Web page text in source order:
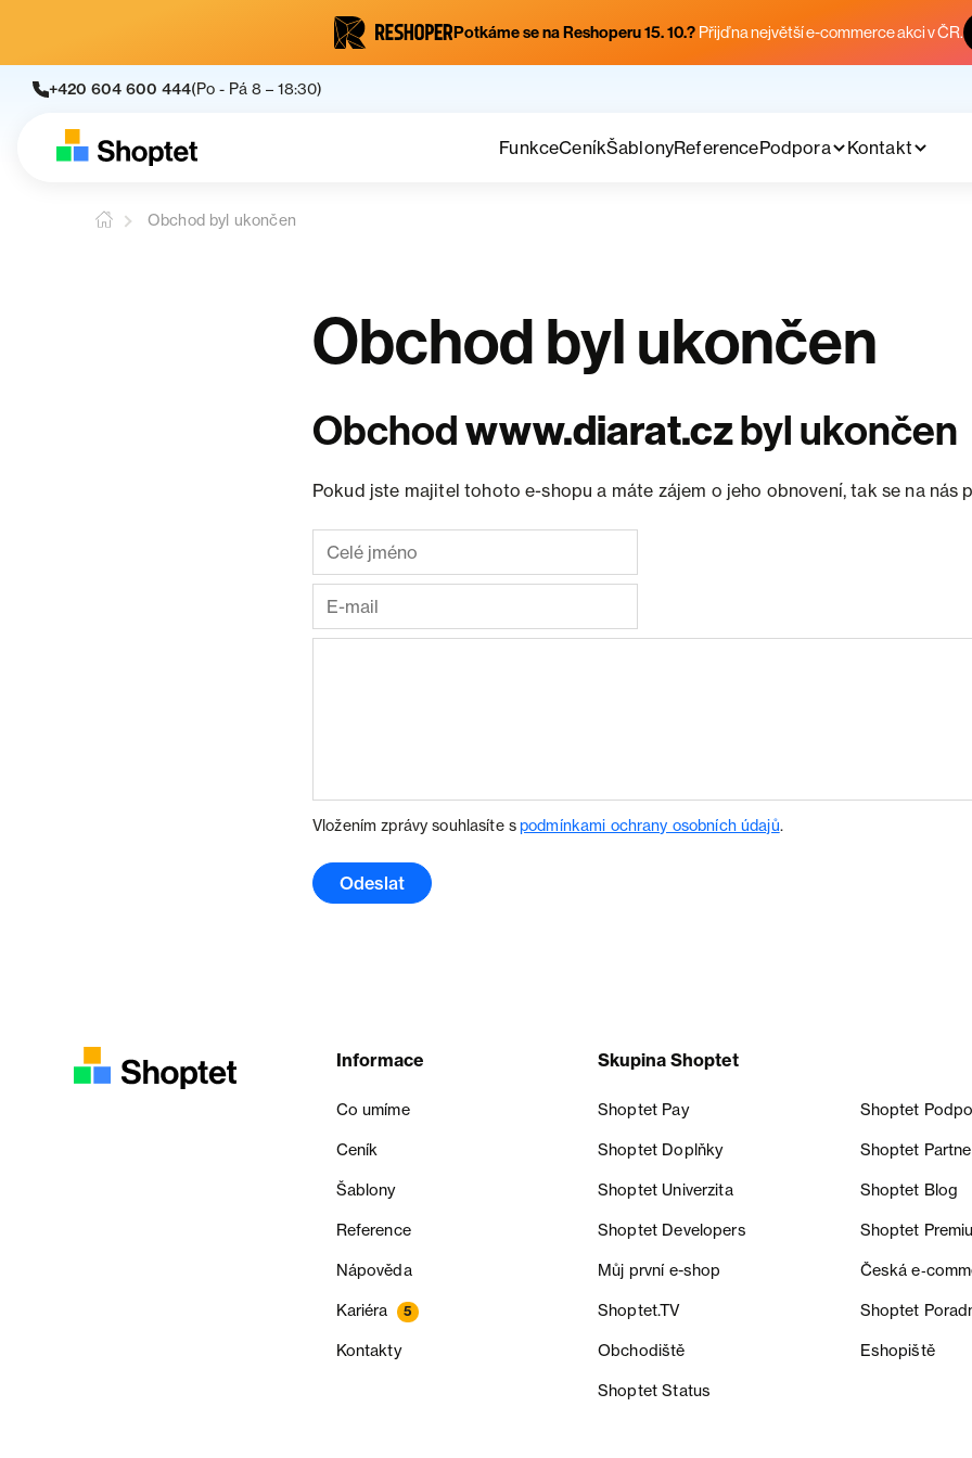
Potkáme se na Reshoperu 15. 10.? Přijď na největší e-commerce akci v ČR.
+420 604 600 444(Po - Pá 8 – 18:30)
FunkceCeníkŠablonyReferencePodpora Kontakt
Obchod byl ukončen
Obchod byl ukončen
Obchodwww.diarat.czbyl ukončen
Pokud jste majitel tohoto e-shopu a máte zájem o jeho obnovení, tak se na nás
Vložením zprávy souhlasíte spodmínkami ochrany osobních údajů.
Odeslat
Informace
Co umíme
Ceník
Šablony
Reference
Nápověda
Kariéra 5
Kontakty
Skupina Shoptet
Shoptet Pay Shoptet
Shoptet Doplňky Shoptet
Shoptet Univerzita Shoptet Blog
Shoptet Developers Shoptet
Můj první e-shop Česká
Shoptet.TV Shoptet
Obchodiště Eshopiště
Shoptet Status